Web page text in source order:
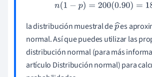
n(1 −p) =200(0.90)= 180>
la distribución muestral dep
^
es
normal. Así que puedes utilizar las
distribución normal (para más
artículo Distribución normal) para